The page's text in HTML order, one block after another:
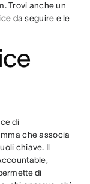
Trovi anche un
da seguire e le
di
che associa
chiave. Il
di